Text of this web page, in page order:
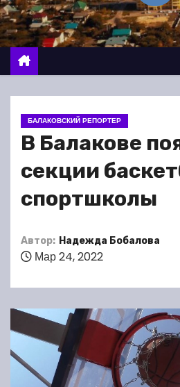
о
м
у
БАЛАКОВСКИЙ РЕПОРТЕР
В Балакове
секции
спортшколы
Автор: Надежда Бобалова
Мар 24, 2022